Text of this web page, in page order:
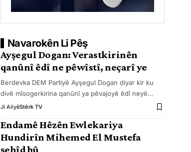
Navarokên Li Pêş
Ayşegul Dogan: Verastkirinên
qanûnî êdî ne pêwîstî, neçarî ye
Berdevka DEM Partiyê Ayşegul Dogan diyar kir ku
divê mîsogerkirina qanûnî ya pêvajoyê êdî neyê…
Ji AliyêStêrk TV
Endamê Hêzên Ewlekariya
Hundirîn Mihemed El Mustefa
şehîd bû